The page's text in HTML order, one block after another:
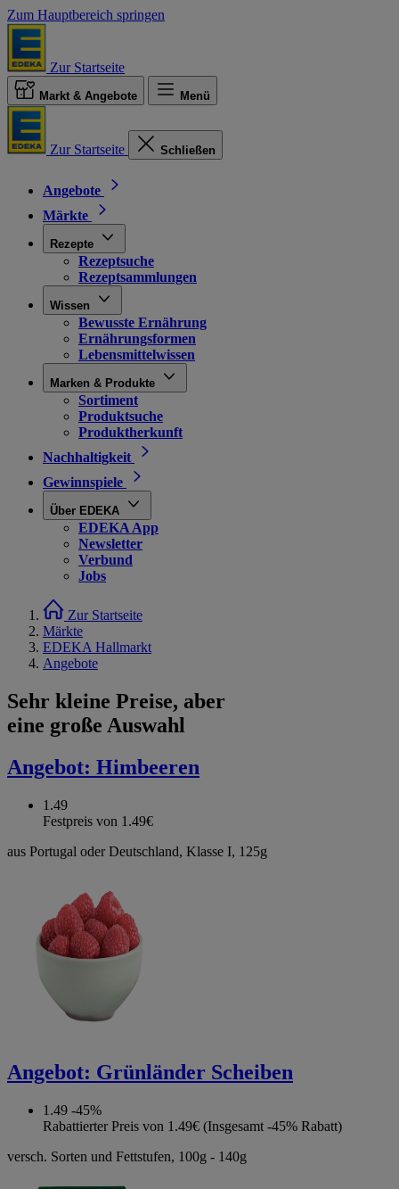
Zum Hauptbereich springen
Zur Startseite
Markt & Angebote Menü
Zur Startseite Schließen
Angebote
Märkte
Rezepte
Rezeptsuche
Rezeptsammlungen
Wissen
Bewusste Ernährung
Ernährungsformen
Lebensmittelwissen
Marken & Produkte
Sortiment
Produktsuche
Produktherkunft
Nachhaltigkeit
Gewinnspiele
Über EDEKA
EDEKA App
Newsletter
Verbund
Jobs
Zur Startseite
Märkte
EDEKA Hallmarkt
Angebote
Sehr kleine Preise, aber
eine große Auswahl
Angebot: Himbeeren
1.49
Festpreis von 1.49€
aus Portugal oder Deutschland, Klasse I, 125g
Angebot: Grünländer Scheiben
1.49 -45%
Rabattierter Preis von 1.49€ (Insgesamt -45% Rabatt)
versch. Sorten und Fettstufen, 100g - 140g